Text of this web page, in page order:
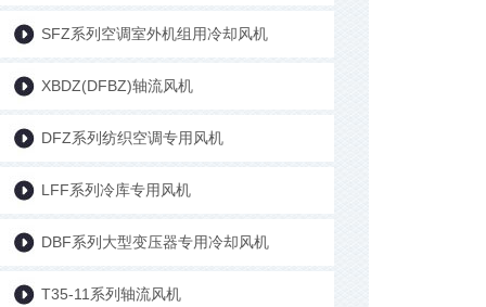
SFZ系列空调室外机组用冷却风机
XBDZ(DFBZ)轴流风机
DFZ系列纺织空调专用风机
LFF系列冷库专用风机
DBF系列大型变压器专用冷却风机
T35-11系列轴流风机